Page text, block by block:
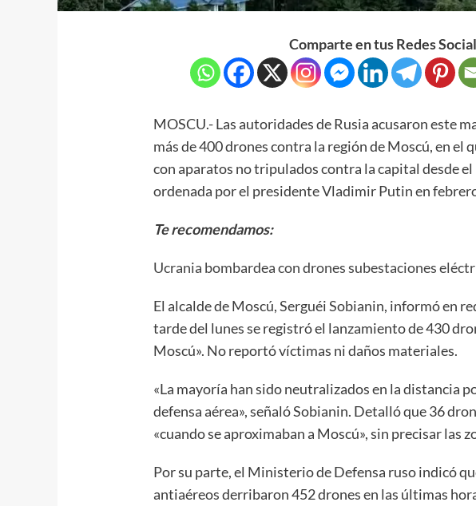
Comparte en tus Redes
MOSCU.- Las autoridades de Rusia acusaron este
más de 400 drones contra la región de Moscú, en el
con aparatos no tripulados contra la capital desde
ordenada por el presidente Vladimir Putin en
Te recomendamos:
Ucrania bombardea con drones subestaciones
El alcalde de Moscú, Serguéi Sobianin, informó en
tarde del lunes se registró el lanzamiento de 430
Moscú». No reportó víctimas ni daños materiales.
«La mayoría han sido neutralizados en la distancia
defensa aérea», señaló Sobianin. Detalló que 36
«cuando se aproximaban a Moscú», sin precisar las
Por su parte, el Ministerio de Defensa ruso indicó
antiaéreos derribaron 452 drones en las últimas